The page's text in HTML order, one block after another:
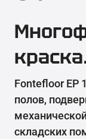
Fontefloor EP
полов,
складских